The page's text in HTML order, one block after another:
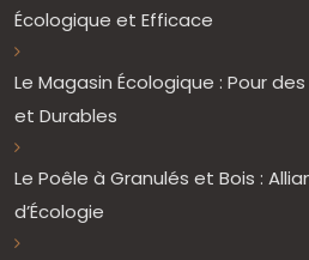
Écologique et Efficace
Le Magasin Écologique : Pour
et Durables
Le Poêle à Granulés et Bois :
d’Écologie